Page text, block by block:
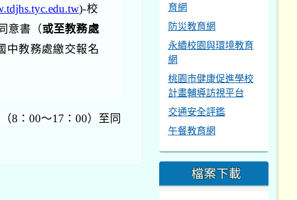
)-校
意書（或至教務處
中教務處繳交報名
8：00～17：00） 至同
育網
防災教育網
永續校園與環境教育
網
桃園市健康促進學校
計畫輔導訪視平台
交通安全評鑑
午餐教育網
檔案下載